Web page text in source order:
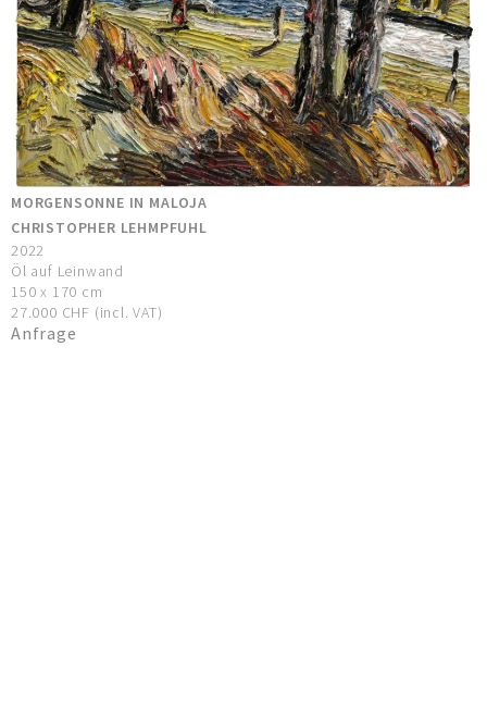
MORGENSONNE IN MALOJA
CHRISTOPHER LEHMPFUHL
2022
Öl auf Leinwand
150 x 170 cm
27.000 CHF (incl. VAT)
Anfrage